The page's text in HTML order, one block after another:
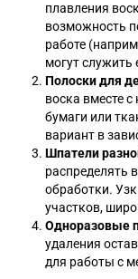
плавления
возможность
работе
могут служить
Полоски для
воска вместе
бумаги или
вариант в
Шпатели
распределять
обработки.
участков,
Одноразовые
удаления
для работы с